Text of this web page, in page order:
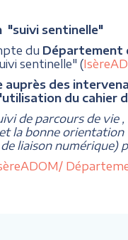
"suivi sentinelle"
du Département
sentinelle" (
auprès des
du cahier
de parcours de vie
la bonne orientation
liaison numérique)